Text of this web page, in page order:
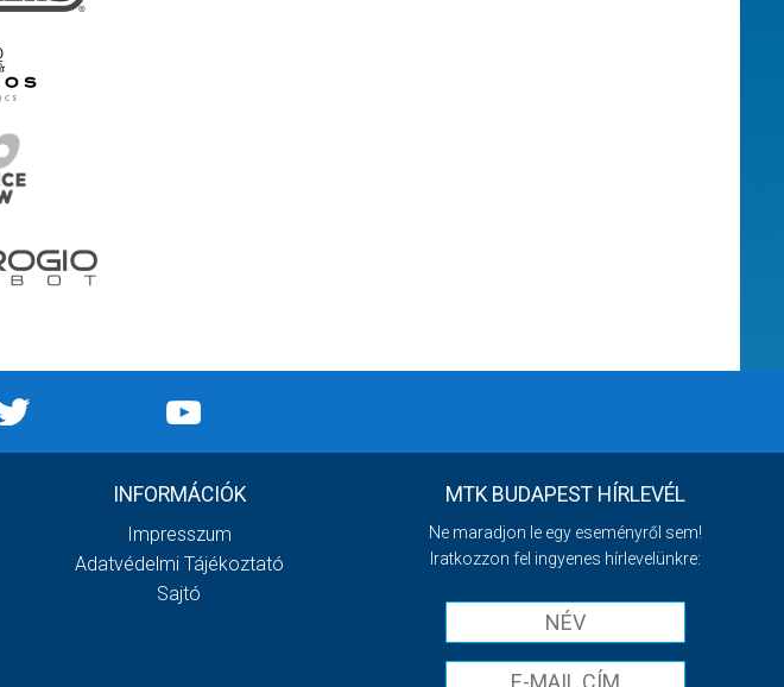
INFORMÁCIÓK
Impresszum
Adatvédelmi Tájékoztató
Sajtó
MTK BUDAPEST HÍRLEVÉL
Ne maradjon le egy eseményről sem!
Iratkozzon fel ingyenes hírlevelünkre: